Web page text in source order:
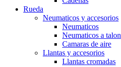
Rueda
Neumaticos y accesorios
Neumaticos
Neumaticos a talon
Camaras de aire
Llantas y accesorios
Llantas cromadas